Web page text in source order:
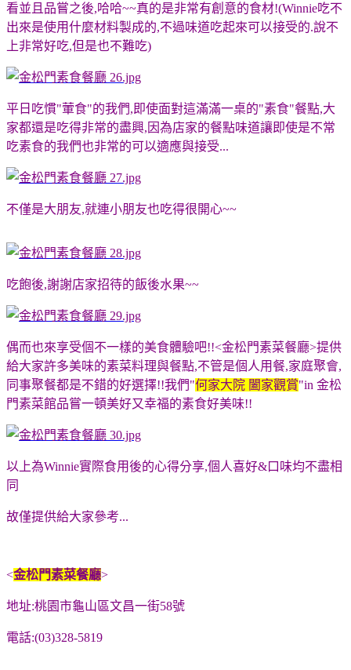
看並且品嘗之後,哈哈~~真的是非常有創意的食材!(Winnie吃不
出來是使用什麼材料製成的,不過味道吃起來可以接受的.說不
上非常好吃,但是也不難吃)
平日吃慣"葷食"的我們,即使面對這滿滿一桌的"素食"餐點,大
家都還是吃得非常的盡興,因為店家的餐點味道讓即使是不常
吃素食的我們也非常的可以適應與接受...
不僅是大朋友,就連小朋友也吃得很開心~~
吃飽後,謝謝店家招待的飯後水果~~
偶而也來享受個不一樣的美食體驗吧!!<金松門素菜餐廳>提供
給大家許多美味的素菜料理與餐點,不管是個人用餐,家庭聚會,
同事聚餐都是不錯的好選擇!!我們"何家大院 闔家觀賞"in 金松
門素菜館品嘗一頓美好又幸福的素食好美味!!
以上為Winnie實際食用後的心得分享,個人喜好&口味均不盡相
同
故僅提供給大家參考...
<金松門素菜餐廳>
地址:桃園市龜山區文昌一街58號
電話:(03)328-5819